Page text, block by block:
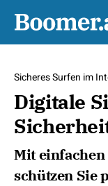
Sicheres Surfen im
Digitale
Mit
schützen Sie